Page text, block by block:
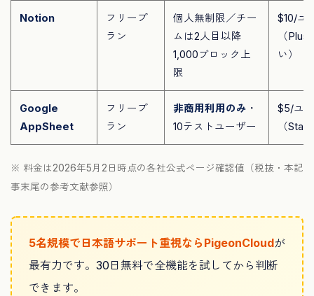
Notion
フリープ
ラン
個人無制限／チー
ムは2人目以降
1,000ブロック上
限
$10/ユ
（Plus
い）
Google
AppSheet
フリープ
ラン
非商用利用のみ ・
10テストユーザー
$5/ユ
（
※ 料金は2026年5月2日時点の各社公式ページ確認値（税抜・本記
事末尾の参考文献参照）
5名規模で日本語サポート重視ならPigeonCloudが
最有力です。30日無料で全機能を試してから判断
できます。